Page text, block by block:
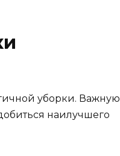
уборки. Важную
наилучшего